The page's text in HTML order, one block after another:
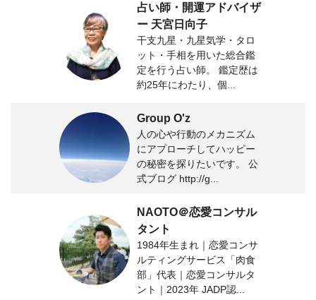
占い師・開運アドバイザ
ー 天宮日向子
干支九星・九星気学・タロ
ット・手相を用いた総合鑑
定を行う占い師。 鑑定歴は
約25年にわたり、個...
Group O'z
人の心や行動のメカニズム
にアプローチしてハッピー
の秘密を探りたいです。 公
式ブログ http://g...
NAOTO＠恋愛コンサル
タント
1984年生まれ｜恋愛コンサ
ルティングサービス「肉食
部」代表｜恋愛コンサルタ
ント｜2023年 JADP認...